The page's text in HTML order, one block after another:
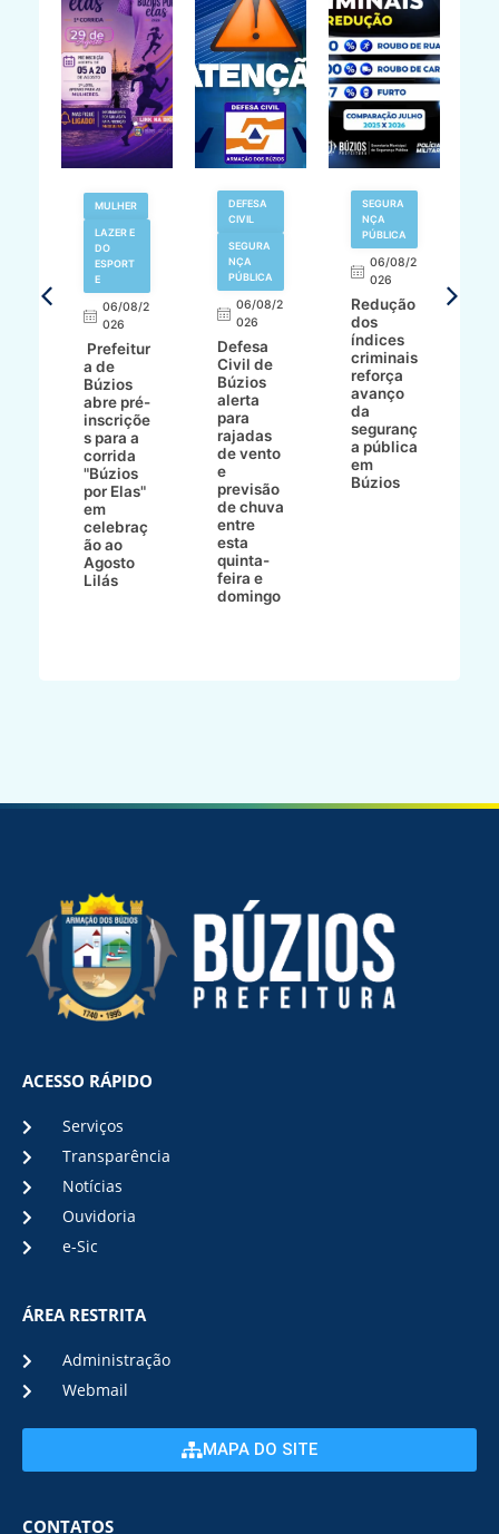
MULHER
LAZER E
DO
ESPORT
E
06/08/2
026
Prefeitur
a de
Búzios
abre pré-
inscriçõe
s para a
corrida
"Búzios
por Elas"
em
celebraç
ão ao
Agosto
Lilás
DEFESA
CIVIL
SEGURA
NÇA
PÚBLICA
06/08/2
026
Defesa
Civil de
Búzios
alerta
para
rajadas
de vento
e
previsão
de chuva
entre
esta
quinta-
feira e
domingo
SEGURA
NÇA
PÚBLICA
06/08/2
026
Redução
dos
índices
criminais
reforça
avanço
da
seguranç
a pública
em
Búzios
ACESSO RÁPIDO
Serviços
Transparência
Notícias
Ouvidoria
e-Sic
ÁREA RESTRITA
Administração
Webmail
MAPA DO SITE
CONTATOS